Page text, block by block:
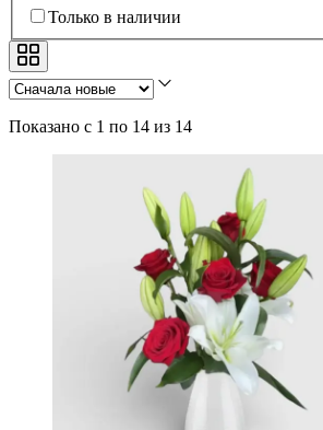
Только в наличии
Показано с 1 по 14 из 14